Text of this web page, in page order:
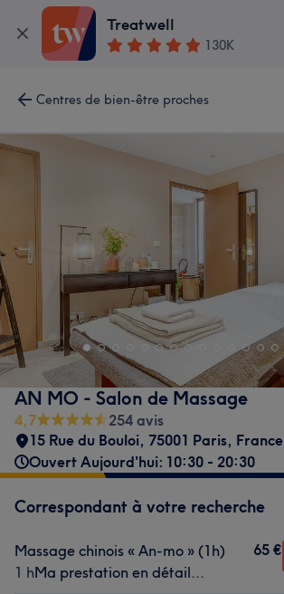
Treatwell
130K
Centres de bien-être proches
AN MO - Salon de Massage
4,7
254 avis
15 Rue du Bouloi, 75001 Paris, France
Ouvert Aujourd'hui: 10:30 - 20:30
Correspondant à votre recherche
Massage chinois « An-mo » (1h)
1 hMa prestation en détail...
65 €